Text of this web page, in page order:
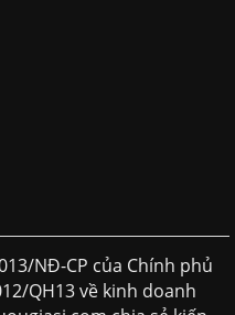
NĐ-CP của Chính phủ
QH13 về kinh doanh